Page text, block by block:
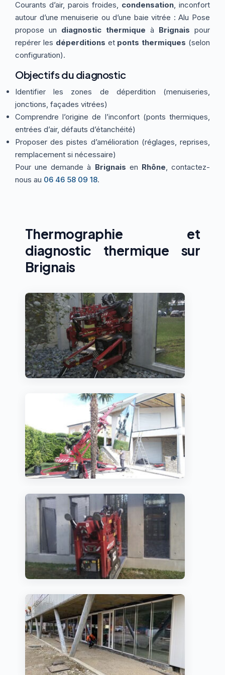
Thermographie ACTUALITÉS
ETRE RAPPELÉ
Courants d’air, parois froides, condensation , inconfort
autour d’une menuiserie ou d’une baie vitrée : Alu Pose
propose un diagnostic thermique à Brignais pour
repérer les déperditions et ponts thermiques (selon
configuration).
Objectifs du diagnostic
Identifier les zones de déperdition (menuiseries,
jonctions, façades vitrées)
Comprendre l’origine de l’inconfort (ponts thermiques,
entrées d’air, défauts d’étanchéité)
Proposer des pistes d’amélioration (réglages, reprises,
remplacement si nécessaire)
Pour une demande à Brignais en Rhône , contactez-
nous au 06 46 58 09 18.
Thermographie et
diagnostic thermique sur
Brignais